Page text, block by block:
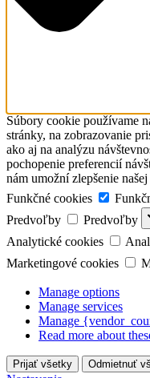
Súbory cookie používame
stránky, na zobrazovanie
ako aj na analýzu
pochopenie preferencií
nám umožní zlepšenie
Funkčné cookies
Predvoľby
Predvoľby
Analytické cookies
Marketingové cookies
Manage options
Manage services
Manage
Read more about
Prijať všetky Odmietnuť